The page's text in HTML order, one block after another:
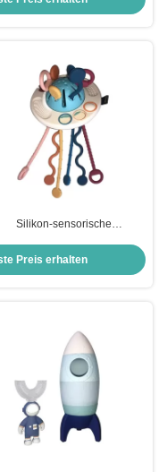
pädagogische
Silikon-sensorische
pädagogisches freies des
Spielzeug-BPA
Preis erhalten